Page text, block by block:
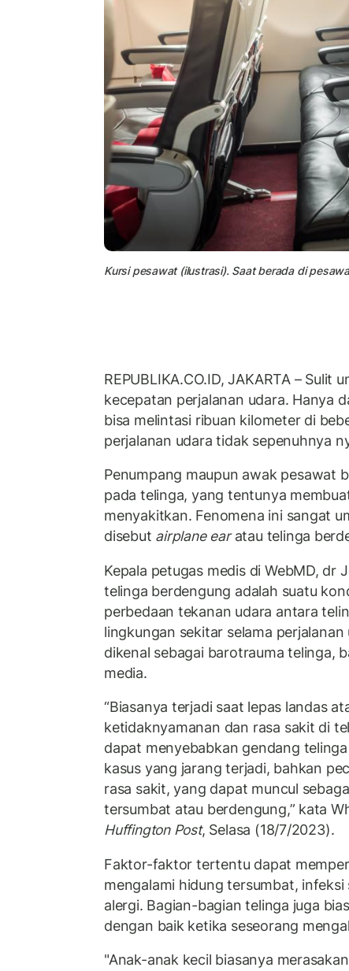
Kursi pesawat (ilustrasi). Saat berada di
REPUBLIKA.CO.ID, JAKARTA – Sulit
kecepatan perjalanan udara. Hanya
bisa melintasi ribuan kilometer di
perjalanan udara tidak sepenuhnya
Penumpang maupun awak pesawat
pada telinga, yang tentunya
menyakitkan. Fenomena ini sangat
disebut airplane earatau telinga
Kepala petugas medis di WebMD, dr
telinga berdengung adalah suatu
perbedaan tekanan udara antara
lingkungan sekitar selama perjalanan
dikenal sebagai barotrauma telinga,
media.
“Biasanya terjadi saat lepas landas
ketidaknyamanan dan rasa sakit di
dapat menyebabkan gendang
kasus yang jarang terjadi, bahkan
rasa sakit, yang dapat muncul
tersumbat atau berdengung,” kata
Huffington Post, Selasa (18/7/2023).
Faktor-faktor tertentu dapat
mengalami hidung tersumbat, infeksi
alergi. Bagian-bagian telinga juga
dengan baik ketika seseorang
"Anak-anak kecil biasanya